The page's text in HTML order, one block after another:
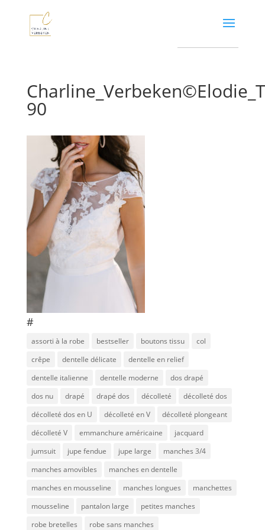
90
#
assorti à la robe bestseller boutons tissu
col
crêpe
dentelle délicate
dentelle en relief
dentelle italienne
dentelle moderne
dos drapé
dos nu
drapé drapé dos décolleté
décolleté dos
décolleté dos en U
décolleté en V
décolleté plongeant
décolleté V
emmanchure américaine
jacquard
jumsuit
jupe fendue jupe large
manches 3/4
manches amovibles
manches en dentelle
manches en mousseline
manches longues
manchettes
mousseline
pantalon large
petites manches
robe bretelles
robe sans manches